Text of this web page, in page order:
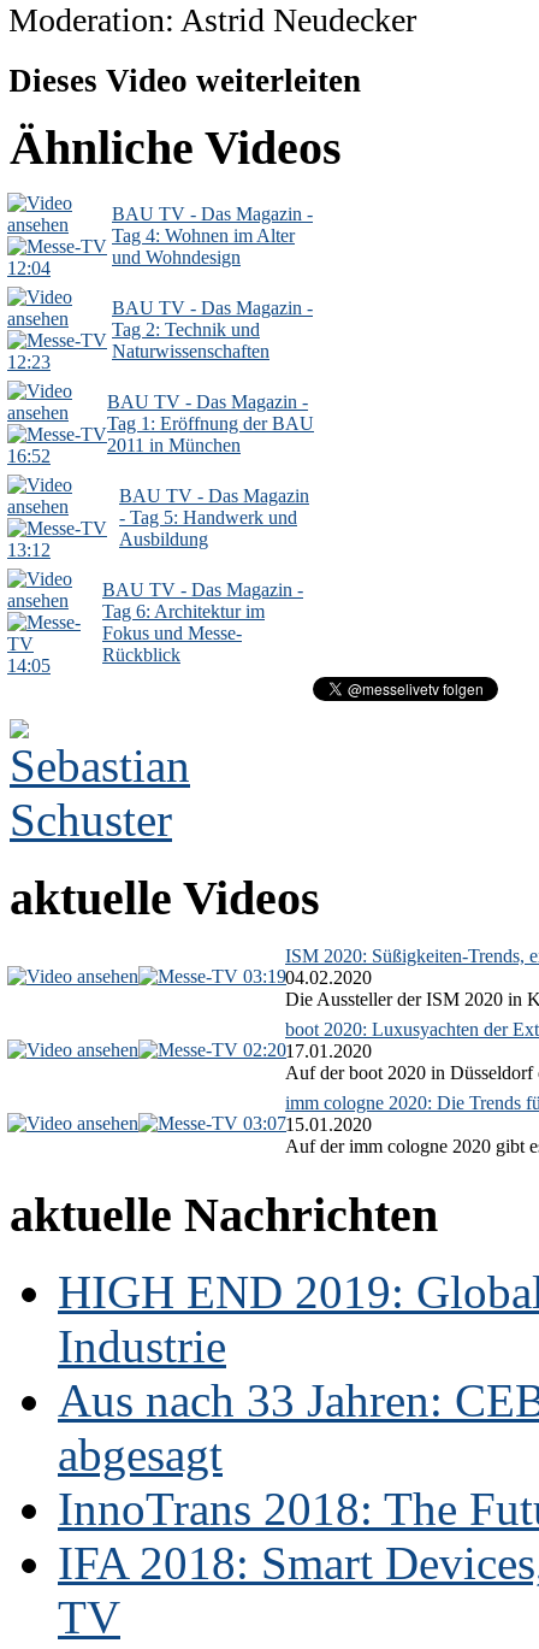
Moderation: Astrid Neudecker
Dieses Video weiterleiten
Ähnliche Videos
12:04
BAU TV - Das Magazin -
Tag 4: Wohnen im Alter
und Wohndesign
12:23
BAU TV - Das Magazin -
Tag 2: Technik und
Naturwissenschaften
16:52
BAU TV - Das Magazin -
Tag 1: Eröffnung der BAU
2011 in München
13:12
BAU TV - Das Magazin
- Tag 5: Handwerk und
Ausbildung
14:05
BAU TV - Das Magazin -
Tag 6: Architektur im
Fokus und Messe-
Rückblick
aktuelle Videos
03:19
ISM 2020: Süßigkeiten-Trends,
04.02.2020
Die Aussteller der ISM 2020 in
02:20
boot 2020: Luxusyachten der
17.01.2020
Auf der boot 2020 in Düsseldorf
03:07
imm cologne 2020: Die Trends
15.01.2020
Auf der imm cologne 2020 gibt
aktuelle Nachrichten
HIGH END 2019:
Industrie
Aus nach 33 Jahren:
abgesagt
InnoTrans 2018: The
IFA 2018: Smart
TV